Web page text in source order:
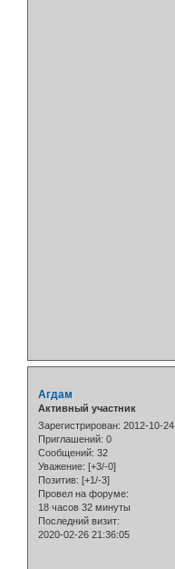
Агдам
Активный участник
Зарегистрирован: 2012-10-24
Приглашений: 0
Сообщений: 32
Уважение: [+3/-0]
Позитив: [+1/-3]
Провел на форуме:
18 часов 32 минуты
Последний визит:
2020-02-26 21:36:05